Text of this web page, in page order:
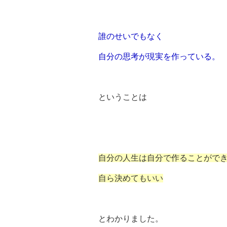
誰のせいでもなく
自分の思考が現実を作っている。
ということは
自分の人生は自分で作ることがで
自ら決めてもいい
とわかりました。